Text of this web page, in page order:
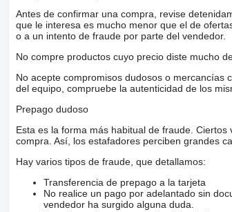
Antes de confirmar una compra, revise
que le interesa es mucho menor que el de
o a un intento de fraude por parte del vendedor.
No compre productos cuyo precio diste mucho
No acepte compromisos dudosos o mercancías
del equipo, compruebe la autenticidad de los
Prepago dudoso
Esta es la forma más habitual de fraude.
compra. Así, los estafadores perciben grandes
Hay varios tipos de fraude, que detallamos:
Transferencia de prepago a la tarjeta
No realice un pago por adelantado sin
vendedor ha surgido alguna duda.